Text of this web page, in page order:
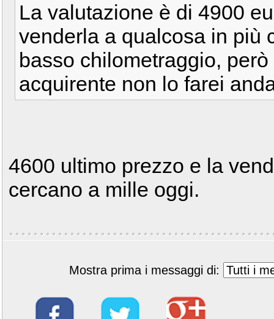
La valutazione è di 4900
venderla a qualcosa in più
basso chilometraggio,
acquirente non lo farei
4600 ultimo prezzo e la
cercano a mille oggi.
Mostra prima i messaggi di: